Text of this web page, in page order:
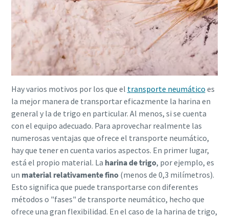
10 pasos hacia una producción más ecológica y
eficiente
Reducción de la huella de carbono para una producción
ecológica: todo lo que necesita saber
Obtenga más información
Hay varios motivos por los que el transporte neumático es
la mejor manera de transportar eficazmente la harina en
general y la de trigo en particular. Al menos, si se cuenta
con el equipo adecuado. Para aprovechar realmente las
numerosas ventajas que ofrece el transporte neumático,
hay que tener en cuenta varios aspectos. En primer lugar,
está el propio material. La harina de trigo, por ejemplo, es
un material relativamente fino(menos de 0,3 milímetros).
Esto significa que puede transportarse con diferentes
métodos o "fases" de transporte neumático, hecho que
ofrece una gran flexibilidad. En el caso de la harina de trigo,